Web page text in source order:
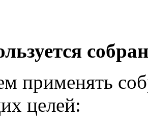
применять
целей: